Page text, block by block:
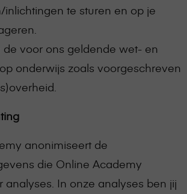
te sturen en op je
de voor ons geldende wet- en
onderwijs zoals voorgeschreven
anonimiseert de
die Online Academy
analyses. In onze analyses ben jij